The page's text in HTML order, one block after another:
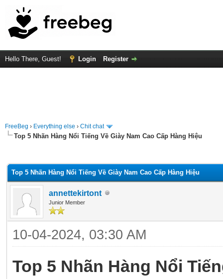
Hello There, Guest! Login Register
FreeBeg › Everything else › Chit chat
Top 5 Nhãn Hàng Nổi Tiếng Về Giày Nam Cao Cấp Hàng Hiệu
Top 5 Nhãn Hàng Nổi Tiếng Về Giày Nam Cao Cấp Hàng Hiệu
annettekirtont
Junior Member
10-04-2024, 03:30 AM
Top 5 Nhãn Hàng Nổi